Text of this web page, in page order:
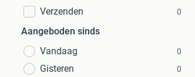
Verzenden 0
Aangeboden sinds
Vandaag
0
Gisteren 0